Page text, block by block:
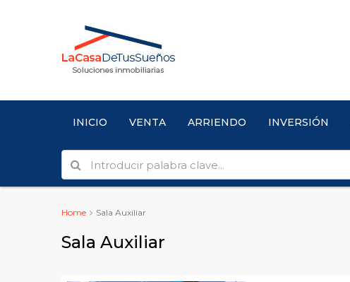
INICIO VENTA ARRIENDO INVERSIÓN
Home Sala Auxiliar
Sala Auxiliar